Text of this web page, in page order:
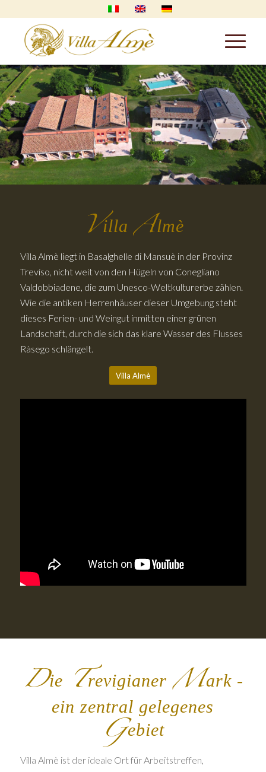
Villa Almè
Villa Almè liegt in Basalghelle di Mansuè in der Provinz
Treviso, nicht weit von den Hügeln von Conegliano
Valdobbiadene, die zum Unesco-Weltkulturerbe zählen.
Wie die antiken Herrenhäuser dieser Umgebung steht
dieses Ferien- und Weingut inmitten einer grünen
Landschaft, durch die sich das klare Wasser des Flusses
Ràsego schlängelt.
Villa Almè
Die Trevigianer Mark -
ein zentral gelegenes
Gebiet
Villa Almè ist der ideale Ort für Arbeitstreffen,